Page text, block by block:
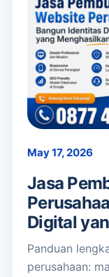
May 17, 2026
Jasa
Digital
Panduan
perusahaan: